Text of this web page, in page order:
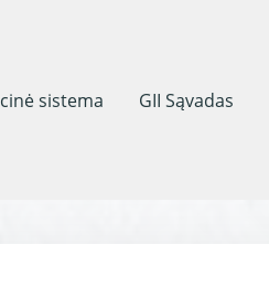
sistema GII Sąvadas